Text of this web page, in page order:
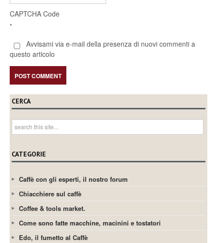
CAPTCHA Code
*
Avvisami via e-mail della presenza di nuovi commenti a
questo articolo
CERCA
CATEGORIE
Caffè con gli esperti, il nostro forum
Chiacchiere sul caffè
Coffee & tools market.
Come sono fatte macchine, macinini e tostatori
Edo, il fumetto al Caffè